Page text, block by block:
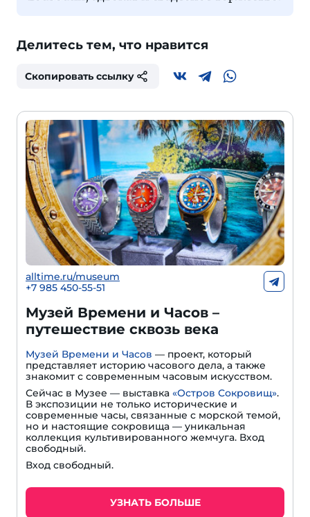
Делитесь тем, что нравится
Скопировать ссылку
alltime.ru/museum
+7 985 450-55-51
Музей Времени и Часов –
путешествие сквозь века
Музей Времени и Часов — проект, который
представляет историю часового дела, а также
знакомит с современным часовым искусством.
Сейчас в Музее — выставка «Остров Сокровищ».
В экспозиции не только исторические и
современные часы, связанные с морской темой,
но и настоящие сокровища — уникальная
коллекция культивированного жемчуга. Вход
свободный.
Вход свободный.
УЗНАТЬ БОЛЬШЕ